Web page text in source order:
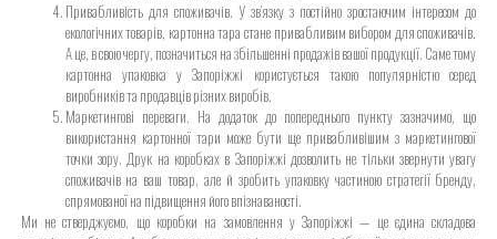
Привабливість для споживачів. У зв’язку з постійно зростаючим інтересом до
екологічних товарів, картонна тара стане привабливим вибором для споживачів.
А це, в свою чергу, позначиться на збільшенні продажів вашої продукції. Саме тому
картонна упаковка у Запоріжжі користується такою популярністю серед
виробників та продавців різних виробів.
Маркетингові переваги. На додаток до попереднього пункту зазначимо, що
використання картонної тари може бути ще привабливішим з маркетингової
точки зору. Друк на коробках в Запоріжжі дозволить не тільки звернути увагу
споживачів на ваш товар, але й зробить упаковку частиною стратегії бренду,
спрямованої на підвищення його впізнаваності.
Ми не стверджуємо, що коробки на замовлення у Запоріжжі — це єдина складова